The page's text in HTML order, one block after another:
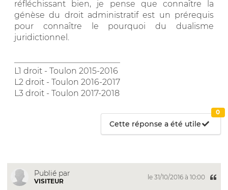
réfléchissant bien, je pense que connaître la
génèse du droit administratif est un prérequis
pour connaître le pourquoi du dualisme
juridictionnel.
L1 droit - Toulon 2015-2016
L2 droit - Toulon 2016-2017
L3 droit - Toulon 2017-2018
Cette réponse a été utile
0
Publié par
VISITEUR
le 31/10/2016 à 10:00